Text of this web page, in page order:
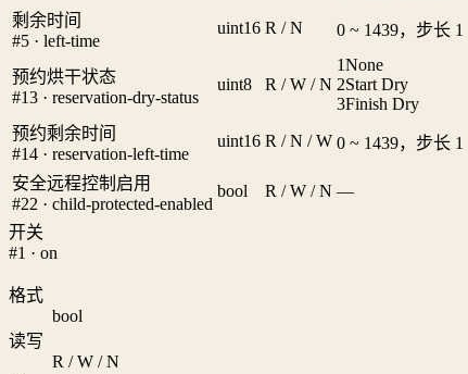
剩余时间
#5 · left-time
uint16 R / N 0 ~ 1439，步长 1
预约烘干状态
#13 · reservation-dry-status
uint8 R / W / N
1None
2Start Dry
3Finish Dry
预约剩余时间
#14 · reservation-left-time
uint16 R / N / W 0 ~ 1439，步长 1
安全远程控制启用
#22 · child-protected-enabled
bool R / W / N —
开关
#1 · on
格式
bool
读写
R / W / N